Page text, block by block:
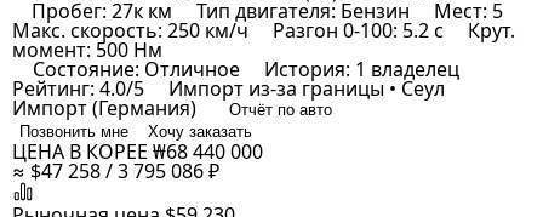
Пробег: 27к км Тип двигателя: Бензин Мест: 5
Макс. скорость: 250 км/ч Разгон 0-100: 5.2 с Крут.
момент: 500 Нм
Состояние: Отличное История: 1 владелец
Рейтинг: 4.0/5 Импорт из-за границы • Сеул
Импорт (Германия)
Отчёт по авто
Позвонить мне
Хочу заказать
ЦЕНА В КОРЕЕ ₩68 440 000
≈ $47 258 / 3 795 086 ₽